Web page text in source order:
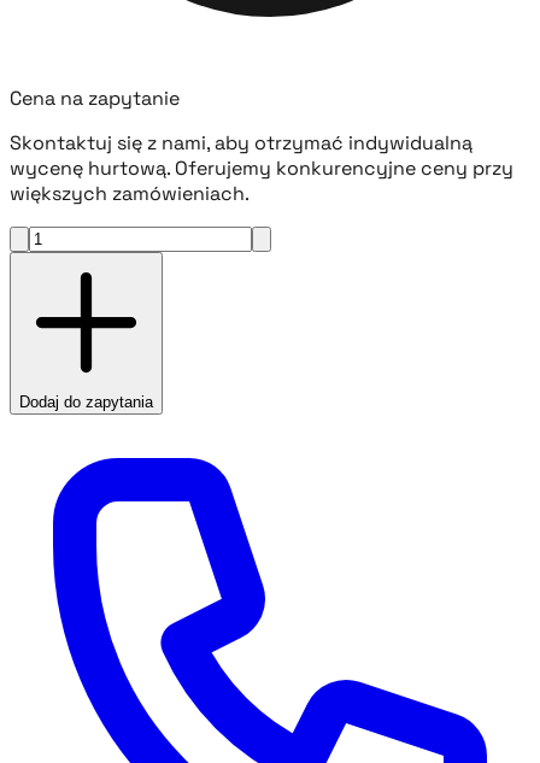
Cena na zapytanie
Skontaktuj się z nami, aby otrzymać indywidualną
wycenę hurtową. Oferujemy konkurencyjne ceny przy
większych zamówieniach.
Dodaj do zapytania